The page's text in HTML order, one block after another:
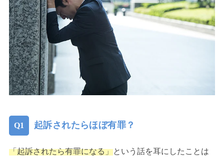
起訴されたらほぼ有罪？
「起訴されたら有罪になる」という話を耳にしたことは